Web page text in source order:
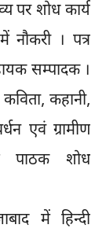
पर शोध कार्य
नौकरी । पत्र
सम्पादक ।
कहानी,
एवं ग्रामीण
पाठक शोध
में हिन्दी